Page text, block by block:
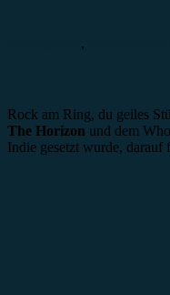
,
Rock am Ring, du geiles
The Horizon und dem
Indie gesetzt wurde,